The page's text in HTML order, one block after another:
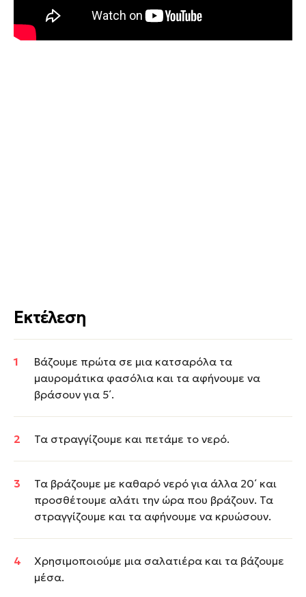
Εκτέλεση
Βάζουμε πρώτα σε μια κατσαρόλα τα
μαυρομάτικα φασόλια και τα αφήνουμε να
βράσουν για 5΄.
Τα στραγγίζουμε και πετάμε το νερό.
Τα βράζουμε με καθαρό νερό για άλλα 20΄ και
προσθέτουμε αλάτι την ώρα που βράζουν. Τα
στραγγίζουμε και τα αφήνουμε να κρυώσουν.
Χρησιμοποιούμε μια σαλατιέρα και τα βάζουμε
μέσα.